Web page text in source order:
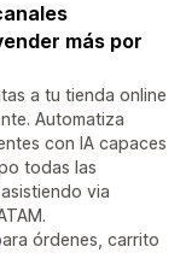
más por
a tu tienda online
Automatiza
con IA capaces
todas las
via
órdenes, carrito